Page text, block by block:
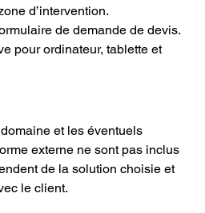
d’intervention.
de demande de devis.
pour ordinateur, tablette et
et les éventuels
externe ne sont pas inclus
de la solution choisie et
le client.